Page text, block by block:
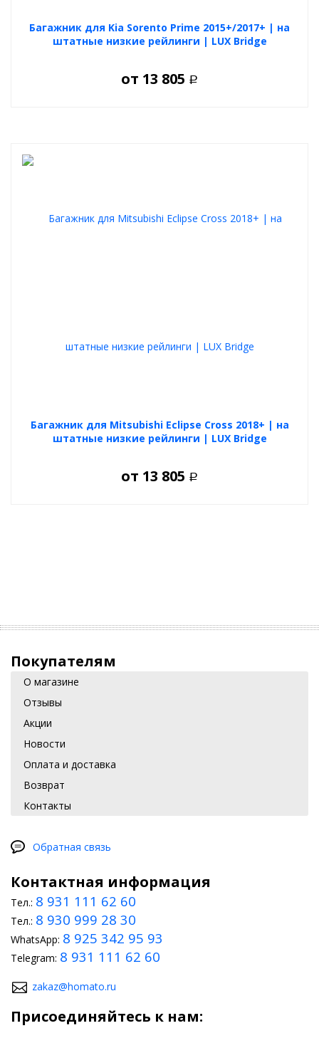
Багажник для Kia Sorento Prime 2015+/2017+ | на
штатные низкие рейлинги | LUX Bridge
от 13 805 Р
Багажник для Mitsubishi Eclipse Cross 2018+ | на
штатные низкие рейлинги | LUX Bridge
от 13 805 Р
Покупателям
О магазине
Отзывы
Акции
Новости
Оплата и доставка
Возврат
Контакты
Обратная связь
Контактная информация
Тел.: 8 931 111 62 60
Тел.: 8 930 999 28 30
WhatsApp: 8 925 342 95 93
Telegram: 8 931 111 62 60
zakaz@homato.ru
Присоединяйтесь к нам: